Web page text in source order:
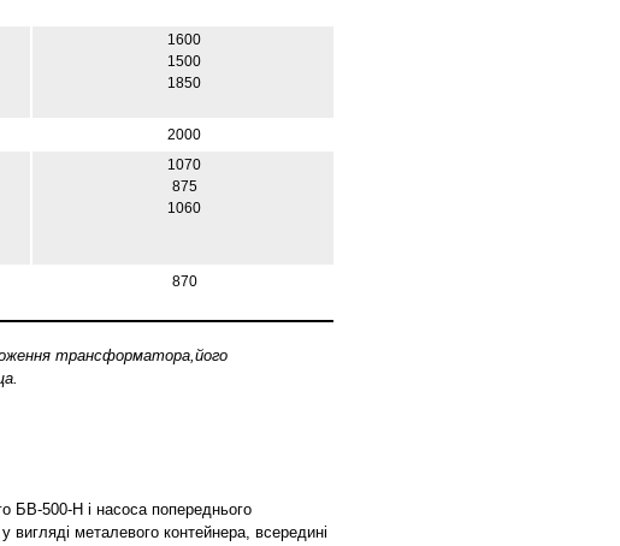
1600
1500
1850
2000
1070
875
1060
870
трансформатора,його
БВ-500-Н і насоса попереднього
металевого контейнера, всередині